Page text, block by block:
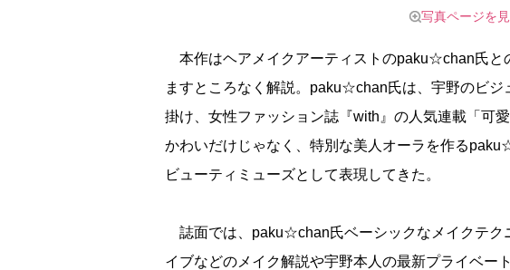
写真ページを
本作はヘアメイクアーティストのpaku☆chan氏と
ますところなく解説。paku☆chan氏は、宇野のビ
掛け、女性ファッション誌『with』の人気連載「可
かわいだけじゃなく、特別な美人オーラを作る
ビューティミューズとして表現してきた。
誌面では、paku☆chan氏ベーシックなメイクテク
イブなどのメイク解説や宇野本人の最新プライベー